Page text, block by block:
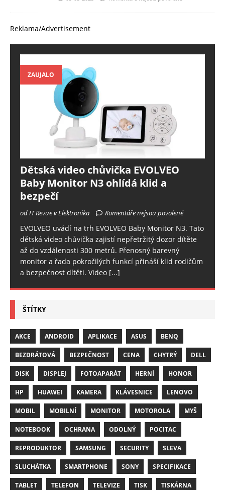
Reklama/Advertisement
ZAUJALO
Dětská video chůvička EVOLVEO
Baby Monitor N3 ohlídá klid a
bezpečí
od IT Revue v Elektronika Komentáře nejsou povolené
EVOLVEO uvádí na trh EVOLVEO Baby Monitor N3. Tato
dětská video chůvička zajistí nepřetržitý dozor dítěte
až do vzdálenosti 300 metrů. Přenosný barevný
monitor a řada pokročilých funkcí přináší klid rodičům
a bezpečnost dítěti. Video [...]
ŠTÍTKY
AKCE ANDROID APLIKACE ASUS BENQ
BEZDRÁTOVÁ BEZPEČNOST CENA CHYTRÝ DELL
DISK DISPLEJ FOTOAPARÁT HERNÍ HONOR
HP HUAWEI KAMERA KLÁVESNICE LENOVO
MOBIL MOBILNÍ MONITOR MOTOROLA MYŠ
NOTEBOOK OCHRANA ODOLNÝ POCITAC
REPRODUKTOR SAMSUNG SECURITY SLEVA
SLUCHÁTKA SMARTPHONE SONY SPECIFIKACE
TABLET TELEFON TELEVIZE TISK TISKÁRNA